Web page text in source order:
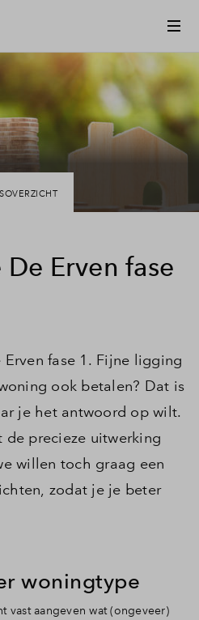
Erven fase
fase 1. Fijne ligging
ook betalen? Dat is
je het antwoord op wilt.
precieze uitwerking
willen toch graag een
zodat je je beter
woningtype
vast aangeven wat (ongeveer)